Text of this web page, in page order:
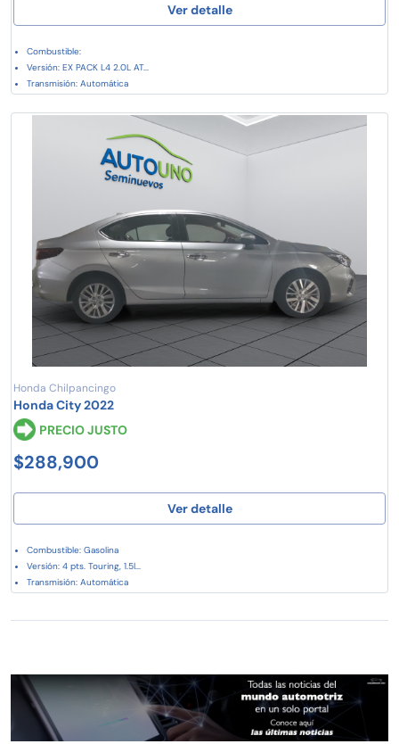
Ver detalle
Combustible:
Versión: EX PACK L4 2.0L AT...
Transmisión: Automática
Honda Chilpancingo
Honda City 2022
PRECIO JUSTO
$288,900
Ver detalle
Combustible: Gasolina
Versión: 4 pts. Touring, 1.5l...
Transmisión: Automática